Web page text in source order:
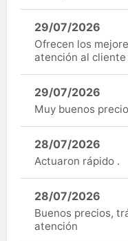
29/07/2026
Ofrecen los
atención al cliente
29/07/2026
Muy buenos
28/07/2026
Actuaron rápido .
28/07/2026
Buenos precios,
atención